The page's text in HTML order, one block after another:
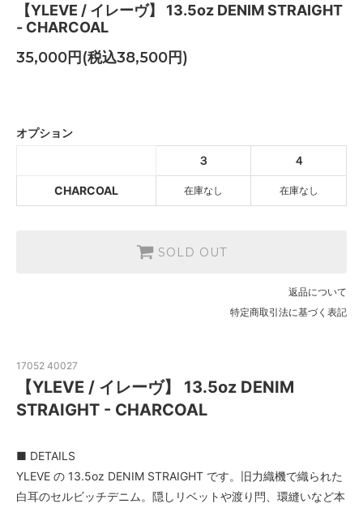
【YLEVE / イレーヴ】 13.5oz DENIM STRAIGHT
- CHARCOAL
35,000円(税込38,500円)
CHARCOAL
SOLD OUT
オプション
３
４
CHARCOAL 在庫なし 在庫なし
SOLD OUT
返品について
特定商取引法に基づく表記
17052 40027
【YLEVE / イレーヴ】 13.5oz DENIM
STRAIGHT - CHARCOAL
■ DETAILS
YLEVE の 13.5oz DENIM STRAIGHT です。旧力織機で織られた
白耳のセルビッチデニム。隠しリベットや渡り閂、環縫いなど本